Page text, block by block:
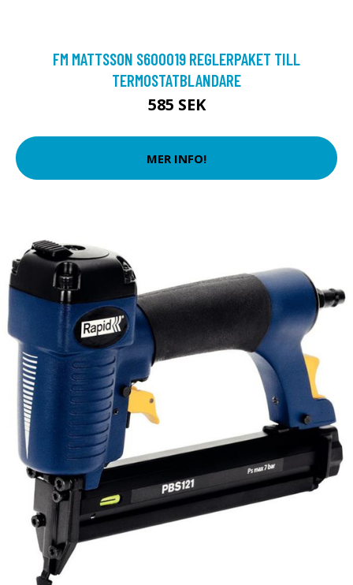
FM MATTSSON S600019 REGLERPAKET TILL
TERMOSTATBLANDARE
585 SEK
MER INFO!